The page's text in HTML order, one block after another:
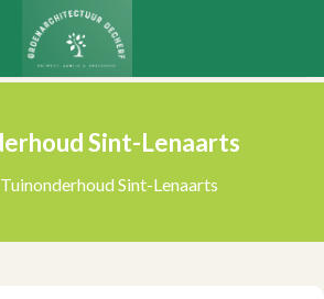
Sint-Lenaarts
Sint-Lenaarts